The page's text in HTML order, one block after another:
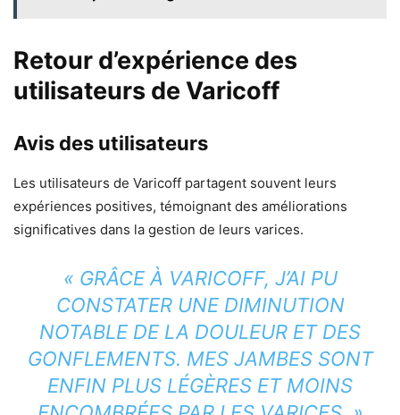
Retour d’expérience des
utilisateurs de Varicoff
Avis des utilisateurs
Les utilisateurs de Varicoff partagent souvent leurs
expériences positives, témoignant des améliorations
significatives dans la gestion de leurs varices.
« GRÂCE À VARICOFF, J’AI PU
CONSTATER UNE DIMINUTION
NOTABLE DE LA DOULEUR ET DES
GONFLEMENTS. MES JAMBES SONT
ENFIN PLUS LÉGÈRES ET MOINS